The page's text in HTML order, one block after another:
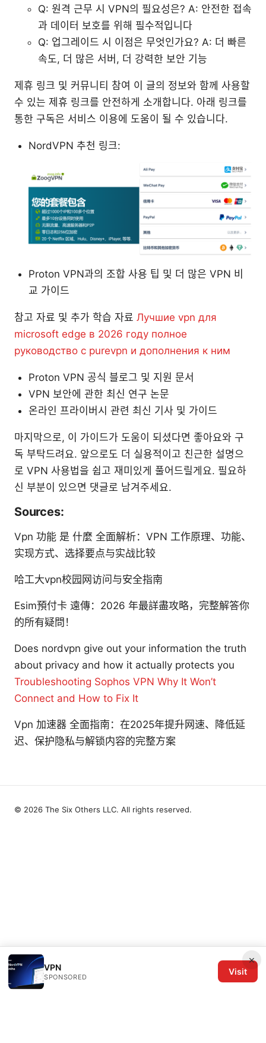
Q: 원격 근무 시 VPN의 필요성은? A: 안전한 접속
과 데이터 보호를 위해 필수적입니다
Q: 업그레이드 시 이점은 무엇인가요? A: 더 빠른
속도, 더 많은 서버, 더 강력한 보안 기능
제휴 링크 및 커뮤니티 참여 이 글의 정보와 함께 사용할
수 있는 제휴 링크를 안전하게 소개합니다. 아래 링크를
통한 구독은 서비스 이용에 도움이 될 수 있습니다.
NordVPN 추천 링크:
Proton VPN과의 조합 사용 팁 및 더 많은 VPN 비
교 가이드
참고 자료 및 추가 학습 자료 Лучшие vpn для
microsoft edge в 2026 году полное
руководство с purevpn и дополнения к ним
Proton VPN 공식 블로그 및 지원 문서
VPN 보안에 관한 최신 연구 논문
온라인 프라이버시 관련 최신 기사 및 가이드
마지막으로, 이 가이드가 도움이 되셨다면 좋아요와 구
독 부탁드려요. 앞으로도 더 실용적이고 친근한 설명으
로 VPN 사용법을 쉽고 재미있게 풀어드릴게요. 필요하
신 부분이 있으면 댓글로 남겨주세요.
Sources:
Vpn 功能 是 什麼 全面解析：VPN 工作原理、功能、
实现方式、选择要点与实战比较
哈工大vpn校园网访问与安全指南
Esim預付卡 遠傳：2026 年最詳盡攻略，完整解答你
的所有疑問！
Does nordvpn give out your information the truth
about privacy and how it actually protects you
Troubleshooting Sophos VPN Why It Won’t
Connect and How to Fix It
Vpn 加速器 全面指南：在2025年提升网速、降低延
迟、保护隐私与解锁内容的完整方案
×
VPN
SPONSORED
Visit
© 2026 The Six Others LLC. All rights reserved.